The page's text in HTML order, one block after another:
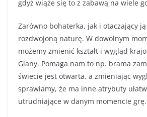
gdyż wiąże się to z zabawą na wiele
Zarówno bohaterka, jak i otaczający
rozdwojoną naturę. W dowolnym
możemy zmienić kształt i wygląd
Giany. Pomaga nam to np. brama
świecie jest otwarta, a zmieniając
sprawiamy, że ma inne atrybuty
utrudniające w danym momencie grę.